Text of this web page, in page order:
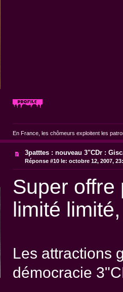
En France, les chômeurs exploitent les
3patttes : nouveau 3"CDr :
Réponse #10 le: octobre 12, 2007,
Super
limité
Les attractions
démocracie